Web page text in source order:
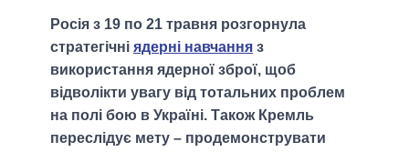
Росія з 19 по 21 травня розгорнула
стратегічні ядерні навчання з
використання ядерної зброї, щоб
відволікти увагу від тотальних проблем
на полі бою в Україні. Також Кремль
переслідує мету – продемонструвати